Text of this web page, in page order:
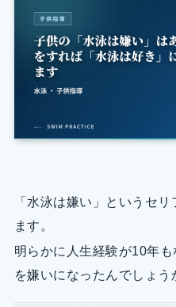
「水泳は嫌い」というセ
ます。
明らかに人生経験が10年
を嫌いになったんでしょう